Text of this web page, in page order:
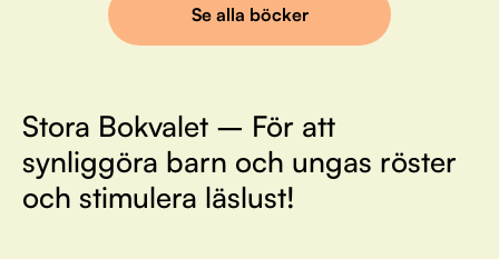
Se alla böcker
Stora Bokvalet – För att
synliggöra barn och ungas röster
och stimulera läslust!